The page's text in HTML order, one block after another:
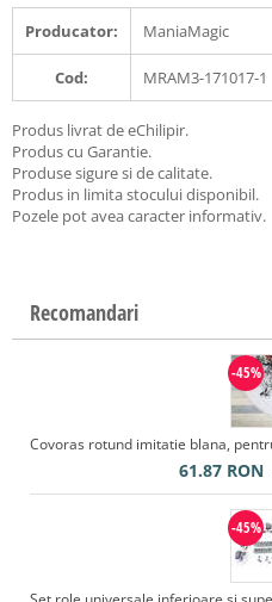
Producator: ManiaMagic
Cod: MRAM3-171017-1
Produs livrat de eChilipir.
Produs cu Garantie.
Produse sigure si de calitate.
Produs in limita stocului disponibil.
Pozele pot avea caracter informativ.
Recomandari
-45%
61.87 RON
-45%